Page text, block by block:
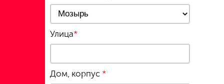
Улица*
Дом, корпус *